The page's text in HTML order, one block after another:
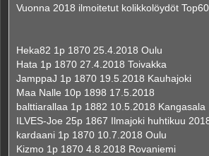
e
s
Vuonna 2018 ilmoitetut kolikkolöydöt Top60
Heka82 1p 1870 25.4.2018 Oulu
Hata 1p 1870 27.4.2018 Toivakka
JamppaJ 1p 1870 19.5.2018 Kauhajoki
Maa Nalle 10p 1898 17.5.2018
balttiarallaa 1p 1882 10.5.2018 Kangasala
ILVES-Joe 25p 1867 Ilmajoki huhtikuu
kardaani 1p 1870 10.7.2018 Oulu
Kizmo 1p 1870 4.8.2018 Rovaniemi